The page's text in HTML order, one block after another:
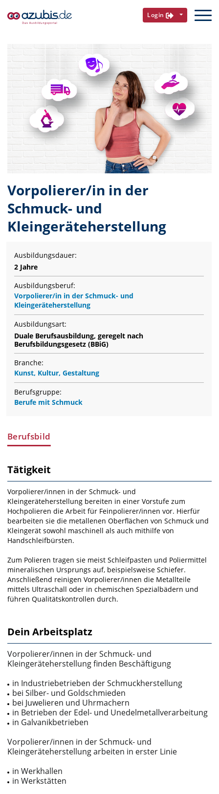
Login
Vorpolierer/in in der
Schmuck- und
Kleingeräteherstellung
Ausbildungsdauer:
2 Jahre
Ausbildungsberuf:
Vorpolierer/in in der Schmuck- und
Kleingeräteherstellung
Ausbildungsart:
Duale Berufsausbildung, geregelt nach
Berufsbildungsgesetz (BBiG)
Branche:
Kunst, Kultur, Gestaltung
Berufsgruppe:
Berufe mit Schmuck
Berufsbild
Tätigkeit
Vorpolierer/innen in der Schmuck- und
Kleingeräteherstellung bereiten in einer Vorstufe zum
Hochpolieren die Arbeit für Feinpolierer/innen vor. Hierfür
bearbeiten sie die metallenen Oberflächen von Schmuck und
Kleingerät sowohl maschinell als auch mithilfe von
Handschleifbürsten.
Zum Polieren tragen sie meist Schleifpasten und Poliermittel
mineralischen Ursprungs auf, beispielsweise Schiefer.
Anschließend reinigen Vorpolierer/innen die Metallteile
mittels Ultraschall oder in chemischen Spezialbädern und
führen Qualitätskontrollen durch.
Dein Arbeitsplatz
Vorpolierer/innen in der Schmuck- und
Kleingeräteherstellung finden Beschäftigung
in Industriebetrieben der Schmuckherstellung
bei Silber- und Goldschmieden
bei Juwelieren und Uhrmachern
in Betrieben der Edel- und Unedelmetallverarbeitung
in Galvanikbetrieben
Vorpolierer/innen in der Schmuck- und
Kleingeräteherstellung arbeiten in erster Linie
in Werkhallen
in Werkstätten